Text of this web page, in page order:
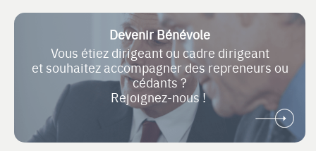
Devenir Bénévole
Vous étiez dirigeant ou cadre dirigeant
et souhaitez accompagner des repreneurs ou
cédants ?
Rejoignez-nous !